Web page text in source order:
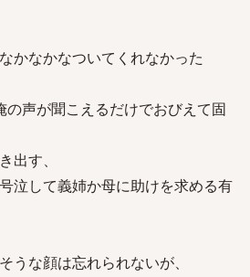
かなかなついてくれなかった
声が聞こえるだけでおびえて固
出す、
泣して義姉か母に助けを求める有
うな顔は忘れられないが、